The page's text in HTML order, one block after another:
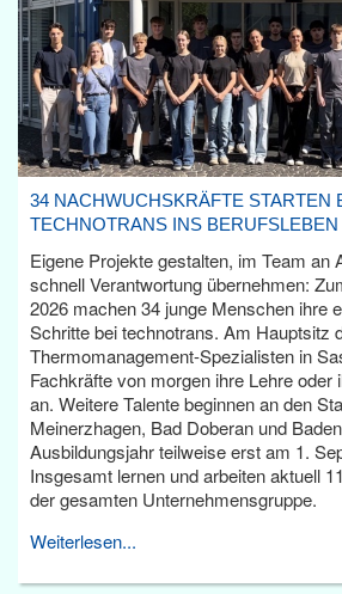
34 NACHWUCHSKRÄFTE STARTEN
TECHNOTRANS INS BERUFSLEBEN
Eigene Projekte gestalten, im Team an
schnell Verantwortung übernehmen:
2026 machen 34 junge Menschen ihre
Schritte bei technotrans. Am Hauptsitz
Thermomanagement-Spezialisten in
Fachkräfte von morgen ihre Lehre oder
an. Weitere Talente beginnen an den
Meinerzhagen, Bad Doberan und
Ausbildungsjahr teilweise erst am 1.
Insgesamt lernen und arbeiten aktuell
der gesamten Unternehmensgruppe.
Weiterlesen...